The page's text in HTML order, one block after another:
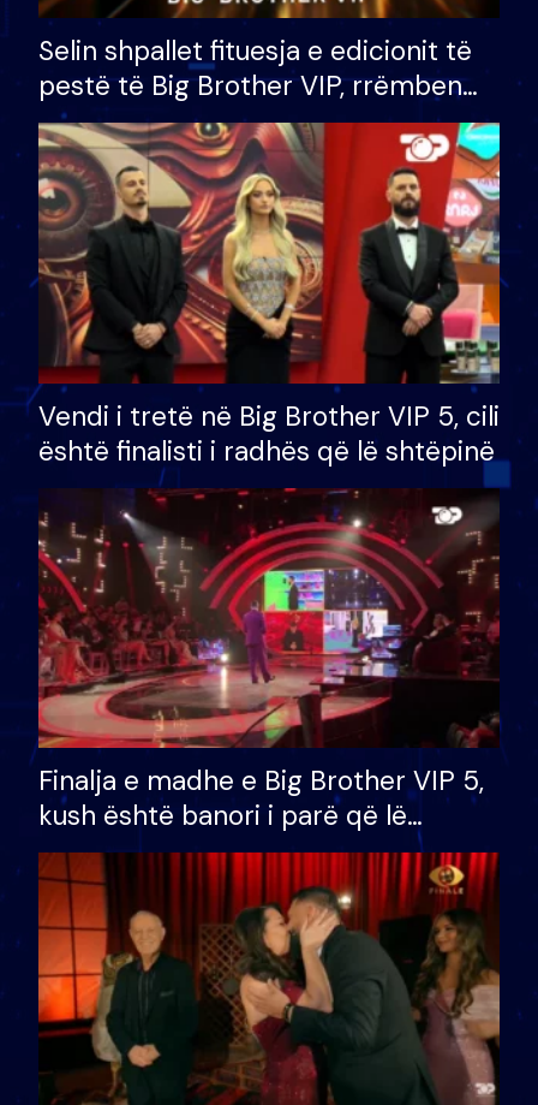
Selin shpallet fituesja e edicionit të
pestë të Big Brother VIP, rrëmben
çmimin e madh prej 100 mijë eurosh
Vendi i tretë në Big Brother VIP 5, cili
është finalisti i radhës që lë shtëpinë
Finalja e madhe e Big Brother VIP 5,
kush është banori i parë që lë
shtëpinë dhe humb mundësinë për
të fituar çmimin e madh